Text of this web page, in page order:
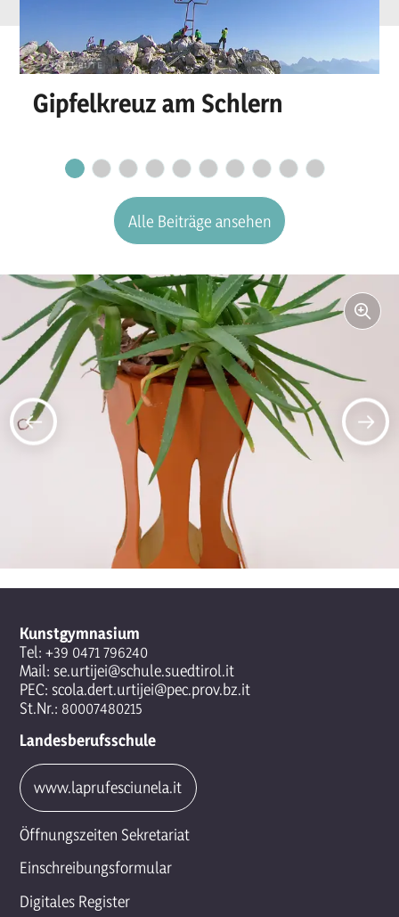
Gipfelkreuz am Schlern
Alle Beiträge ansehen
Kunstgymnasium
Tel: +39 0471 796240
Mail: se.urtijei@schule.suedtirol.it
PEC: scola.dert.urtijei@pec.prov.bz.it
St.Nr.: 80007480215
Landesberufsschule
www.laprufesciunela.it
Öffnungszeiten Sekretariat
Einschreibungsformular
Digitales Register